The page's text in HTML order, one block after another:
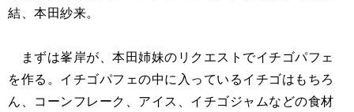
結、本田紗来。
まずは峯岸が、本田姉妹のリクエストでイチゴパフェ
を作る。イチゴパフェの中に入っているイチゴはもちろ
ん、コーンフレーク、アイス、イチゴジャムなどの食材